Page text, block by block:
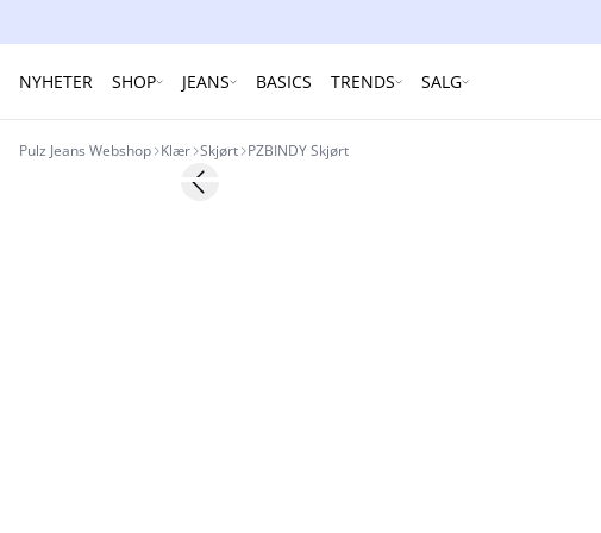
NYHETER SHOP JEANS BASICS TRENDS SALG
Pulz Jeans Webshop Klær Skjørt PZBINDY Skjørt
-30%Previous slide